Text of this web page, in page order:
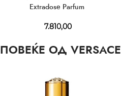
Extradose Parfum
7.810,00
ПОВЕЌЕ ОД VERSACE